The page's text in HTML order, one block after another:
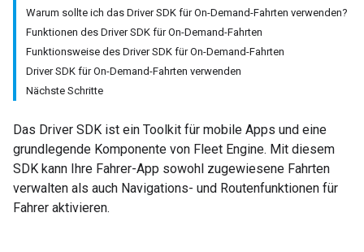
Warum sollte ich das Driver SDK für On-Demand-Fahrten verwenden?
Funktionen des Driver SDK für On-Demand-Fahrten
Funktionsweise des Driver SDK für On-Demand-Fahrten
Driver SDK für On-Demand-Fahrten verwenden
Nächste Schritte
Das Driver SDK ist ein Toolkit für mobile Apps und eine
grundlegende Komponente von Fleet Engine. Mit diesem
SDK kann Ihre Fahrer-App sowohl zugewiesene Fahrten
verwalten als auch Navigations- und Routenfunktionen für
Fahrer aktivieren.